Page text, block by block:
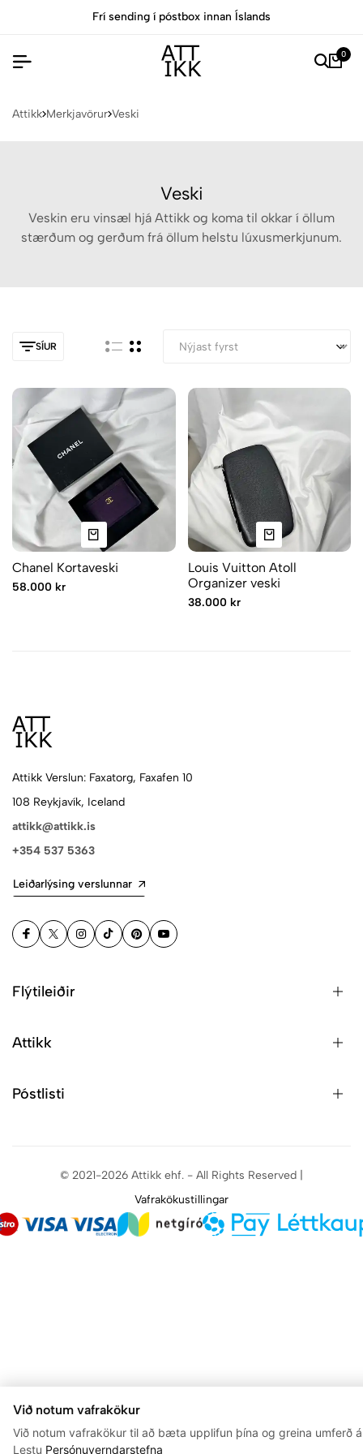
Við notum vafrakökur
Við notum vafrakökur til að bæta upplifun þína og greina umferð
Lestu Persónuverndarstefna
Frí sending í póstbox innan Íslands
0
Attikk Merkjavörur Veski
Veski
Veskin eru vinsæl hjá Attikk og koma til okkar í öllum
stærðum og gerðum frá öllum helstu lúxusmerkjunum.
SÍUR
Chanel Kortaveski
58.000 kr
Louis Vuitton Atoll
Organizer veski
38.000 kr
Attikk Verslun: Faxatorg, Faxafen 10
108 Reykjavík, Iceland
attikk@attikk.is
+354 537 5363
Leiðarlýsing verslunnar
Flýtileiðir
Attikk
Póstlisti
© 2021-2026 Attikk ehf. - All Rights Reserved |
Vafrakökustillingar